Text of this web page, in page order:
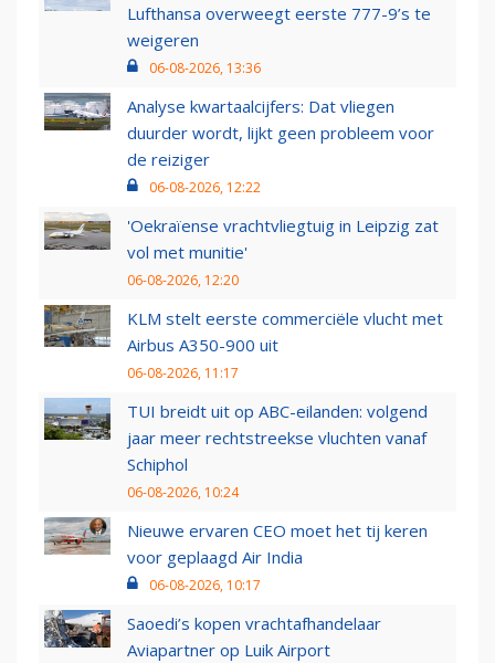
Lufthansa overweegt eerste 777-9’s te
weigeren
06-08-2026, 13:36
Analyse kwartaalcijfers: Dat vliegen
duurder wordt, lijkt geen probleem voor
de reiziger
06-08-2026, 12:22
'Oekraïense vrachtvliegtuig in Leipzig zat
vol met munitie'
06-08-2026, 12:20
KLM stelt eerste commerciële vlucht met
Airbus A350-900 uit
06-08-2026, 11:17
TUI breidt uit op ABC-eilanden: volgend
jaar meer rechtstreekse vluchten vanaf
Schiphol
06-08-2026, 10:24
Nieuwe ervaren CEO moet het tij keren
voor geplaagd Air India
06-08-2026, 10:17
Saoedi’s kopen vrachtafhandelaar
Aviapartner op Luik Airport